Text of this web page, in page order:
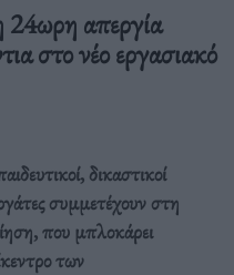
απεργία
στο νέο εργασιακό
δικαστικοί
συμμετέχουν στη
που μπλοκάρει
των